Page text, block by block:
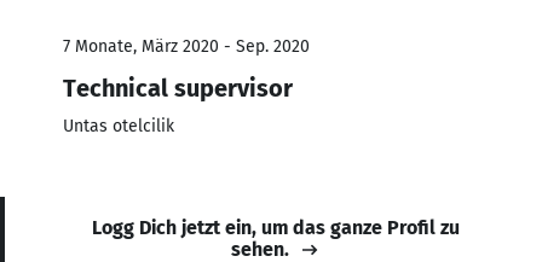
7 Monate, März 2020 - Sep. 2020
Technical supervisor
Untas otelcilik
Logg Dich jetzt ein, um das ganze Profil zu
sehen.